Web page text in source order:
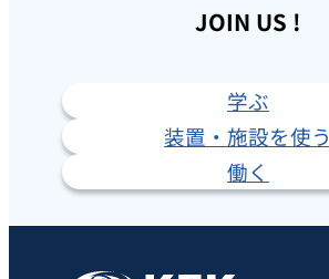
JOIN US !
学ぶ
装置・施設を使う
働く